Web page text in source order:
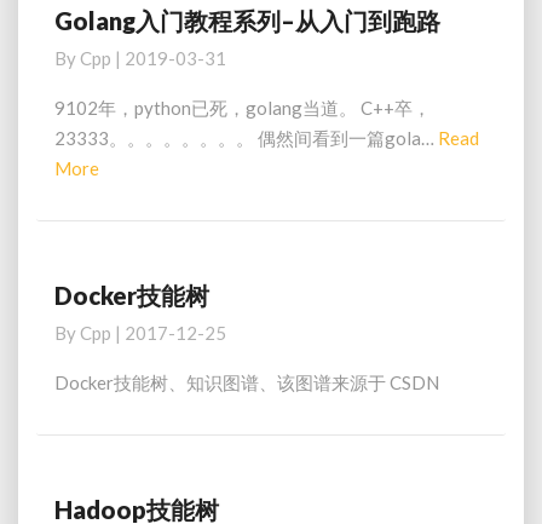
化
（上）：
IP
网
Golang
门
教
系
列
门
到
跑
Golang入门教程系列–从入门到跑路
By Cpp | 2019-03-31
9102年，python已死，golang当道。 C++卒，
23333。。。。。。。。 偶然间看到一篇gola…
Read
MoreRead
Docker
能
树
Docker技能树
By Cpp | 2017-12-25
Docker技能树、知识图谱、该图谱来源于 CSDN
Hadoop
Hadoop技能树